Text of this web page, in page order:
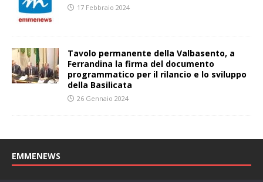
17 Febbraio 2024
Tavolo permanente della Valbasento, a
Ferrandina la firma del documento
programmatico per il rilancio e lo sviluppo
della Basilicata
26 Gennaio 2024
EMMENEWS